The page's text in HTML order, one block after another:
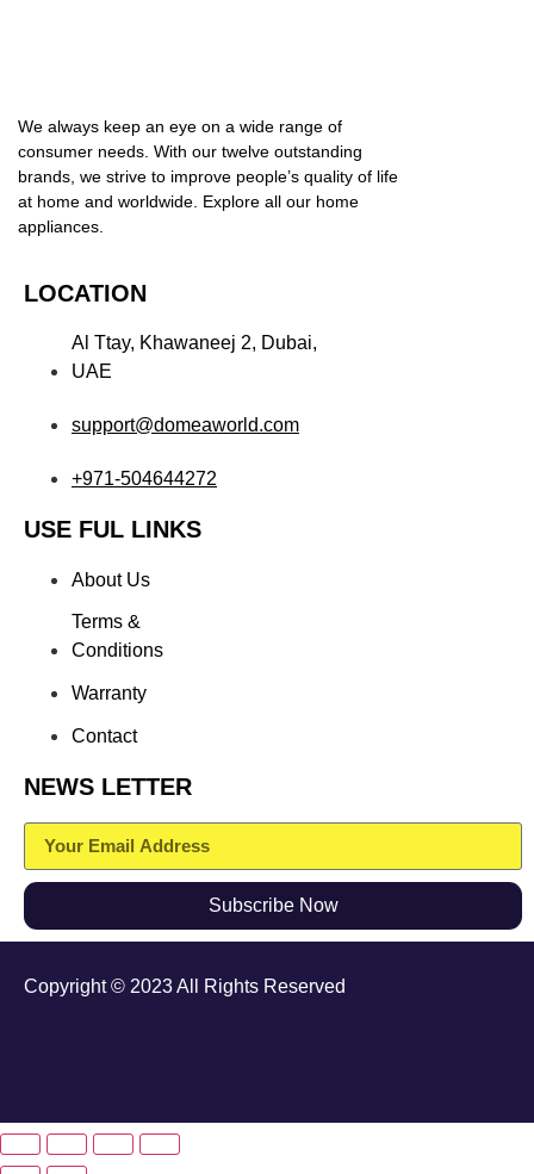
We always keep an eye on a wide range of
consumer needs. With our twelve outstanding
brands, we strive to improve people’s quality of life
at home and worldwide. Explore all our home
appliances.
LOCATION
Al Ttay, Khawaneej 2, Dubai,
UAE
support@domeaworld.com
+971-504644272
USE FUL LINKS
About Us
Terms &
Conditions
Warranty
Contact
NEWS LETTER
Subscribe Now
Copyright © 2023 All Rights Reserved